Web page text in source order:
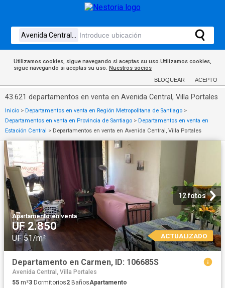
Utilizamos cookies, sigue navegando si aceptas su uso.Utilizamos cookies,
sigue navegando si aceptas su uso. Nuestros socios
BLOQUEAR ACEPTO
43.621 departamentos en venta en Avenida Central, Villa Portales
Inicio > Departamentos en venta en Región Metropolitana de Santiago >
Departamentos en venta en Provincia de Santiago > Departamentos en venta en
Estación Central > Departamentos en venta en Avenida Central, Villa Portales
12 fotos
Apartamento·en venta
UF 2.850
UF 51/m² ACTUALIZADO
Departamento en Carmen, ID: 106685S
Avenida Central, Villa Portales
55 m²3 Dormitorios2 BañosApartamento